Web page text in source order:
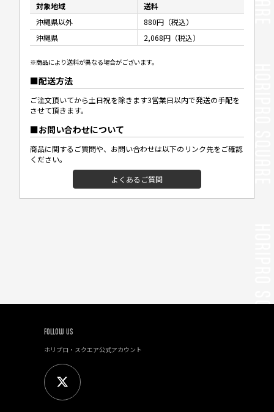
対象地域
送料
沖縄県以外
880円（税込）
沖縄県
2,068円（税込）
※商品により送料が異なる場合がございます。
配送方法
ご注文頂いてから土日祝を除きます3営業日以内で発送の手配を
させて頂きます。
お問い合わせについて
商品に関するご質問や、お問い合わせは以下のリンク先をご確認
ください。
よくあるご質問
FOLLOW US
ホリプロ・スクエア公式アカウント